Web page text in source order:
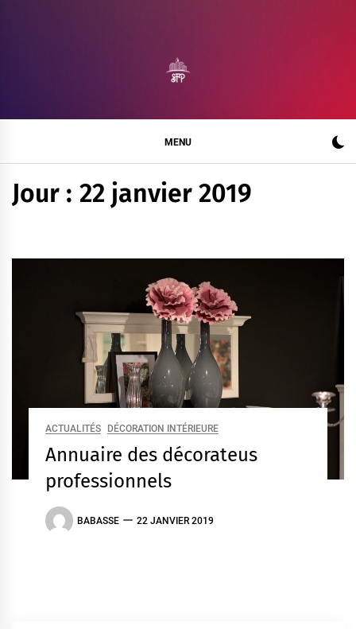
SALON FRANCE
PRODUCTION
MENU
Jour : 22 janvier 2019
ACTUALITÉS DÉCORATION INTÉRIEURE
Annuaire des décorateus
professionnels
BABASSE 22 JANVIER 2019